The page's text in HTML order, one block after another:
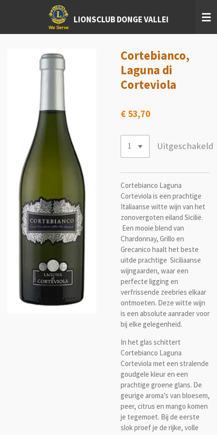
hoofdinhoud
LIONSCLUB DONGE VALLEI
Cortebianco,
Laguna di
Corteviola
€ 53,70
Uitgeschakeld
Cortebianco Laguna
Corteviola is een prachtige
Italiaanse witte wijn van het
zonovergoten eiland Sicilië.
Een mooie blend van
Chardonnay, Grillo en
Grecanico haalt het beste
uitde prachtige Siciliaanse
wijngaarden, waar een
perfecte ligging en
verfrissende zeebries elkaar
ontmoeten. Deze witte wijn
is een absolute aanrader voor
bij elke gelegenheid.
In het glas schittert
Cortebianco Laguna
Corteviola met een stralende
goudgele kleur en een
prachtige groene glans. De
geurige aroma’s van bloesem,
peer, citrus en mango komen
je tegemoet. Bij de eerste
slok proef je de rijke, volle